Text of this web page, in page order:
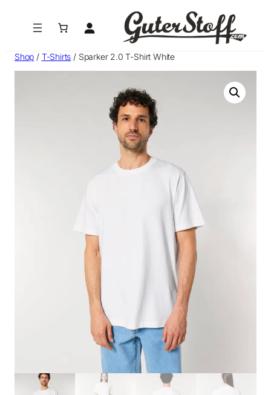
Shop / T-Shirts / Sparker 2.0 T-Shirt White